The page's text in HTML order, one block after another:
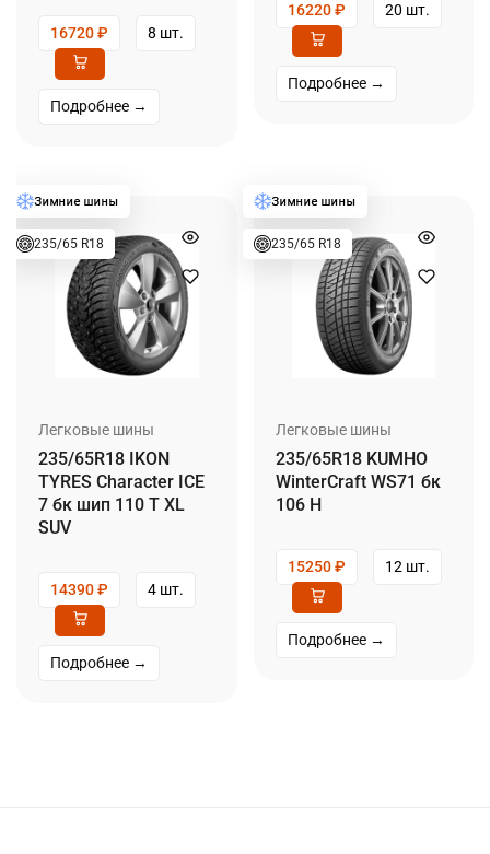
16720₽ 8 шт.
Подробнее →
16220₽ 20 шт.
Подробнее →
235/65 R18
Легковые шины
235/65R18 IKON
TYRES Character ICE
7 бк шип 110 T XL
SUV
14390₽ 4 шт.
Подробнее →
235/65 R18
Легковые шины
235/65R18 KUMHO
WinterCraft WS71 бк
106 H
15250₽ 12 шт.
Подробнее →